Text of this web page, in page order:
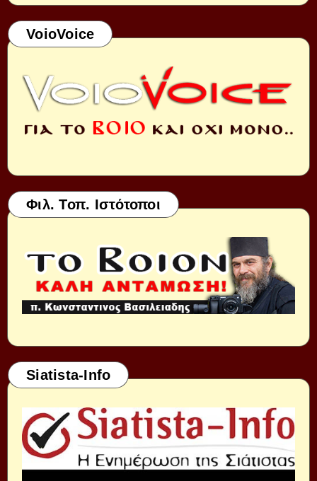
VoioVoice
Φιλ. Τοπ. Ιστότοποι
Siatista-Info